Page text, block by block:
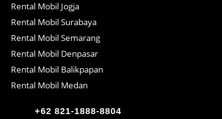
Rental Mobil Jogja
Rental Mobil Surabaya
Rental Mobil Semarang
Rental Mobil Denpasar
Rental Mobil Balikpapan
Rental Mobil Medan
+62 821-1888-8804